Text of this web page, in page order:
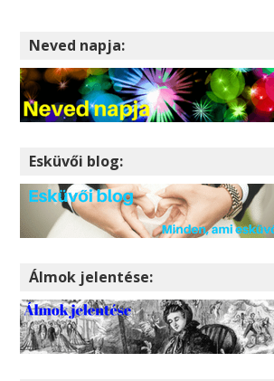
Neved napja:
Esküvői blog:
Álmok jelentése: